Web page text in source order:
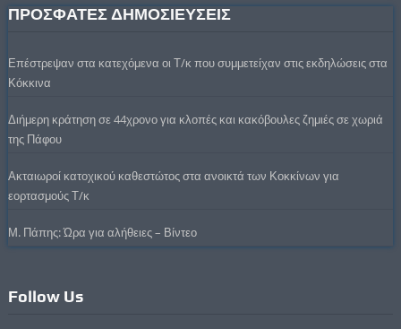
ΠΡΟΣΦΑΤΕΣ ΔΗΜΟΣΙΕΥΣΕΙΣ
Επέστρεψαν στα κατεχόμενα οι Τ/κ που συμμετείχαν στις εκδηλώσεις στα
Κόκκινα
Διήμερη κράτηση σε 44χρονο για κλοπές και κακόβουλες ζημιές σε χωριά
της Πάφου
Ακταιωροί κατοχικού καθεστώτος στα ανοικτά των Κοκκίνων για
εορτασμούς Τ/κ
Μ. Πάπης: Ώρα για αλήθειες – Βίντεο
Follow Us